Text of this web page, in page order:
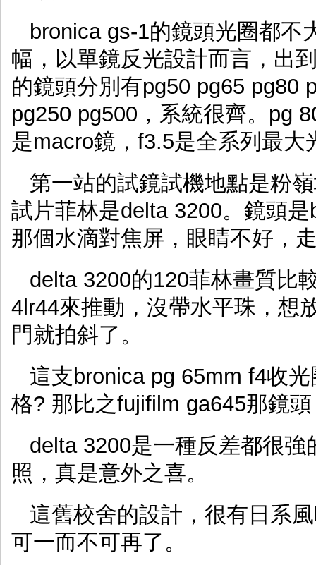
bronica gs-1的鏡頭光圈都不
幅，以單鏡反光設計而言，出
的鏡頭分別有pg50 pg65 pg80
pg250 pg500，系統很齊。pg
是macro鏡，f3.5是全系列最大
第一站的試鏡試機地點是粉
試片菲林是delta 3200。鏡頭
那個水滴對焦屏，眼睛不好，
delta 3200的120菲林畫質比
4lr44來推動，沒帶水平珠，想
門就拍斜了。
這支bronica pg 65mm f4收
格? 那比之fujifilm ga645那鏡
delta 3200是一種反差都很
照，真是意外之喜。
這舊校舍的設計，很有日系
可一而不可再了。